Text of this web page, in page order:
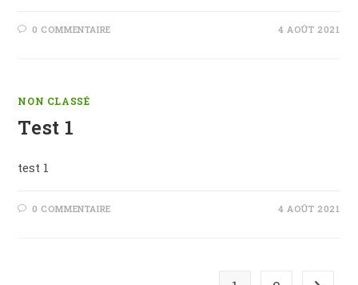
0 COMMENTAIRE 4 AOÛT 2021
NON CLASSÉ
Test 1
test 1
0 COMMENTAIRE 4 AOÛT 2021